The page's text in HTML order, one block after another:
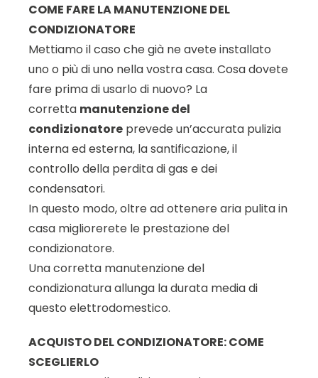
COME FARE LA MANUTENZIONE DEL
CONDIZIONATORE
Mettiamo il caso che già ne avete installato
uno o più di uno nella vostra casa. Cosa dovete
fare prima di usarlo di nuovo? La
corretta manutenzione del
condizionatore prevede un’accurata pulizia
interna ed esterna, la santificazione, il
controllo della perdita di gas e dei
condensatori.
In questo modo, oltre ad ottenere aria pulita in
casa migliorerete le prestazione del
condizionatore.
Una corretta manutenzione del
condizionatura allunga la durata media di
questo elettrodomestico.
ACQUISTO DEL CONDIZIONATORE: COME
SCEGLIERLO